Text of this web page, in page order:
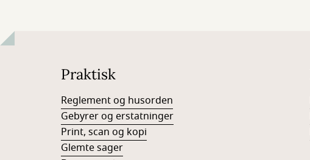
Praktisk
Reglement og husorden
Gebyrer og erstatninger
Print, scan og kopi
Glemte sager